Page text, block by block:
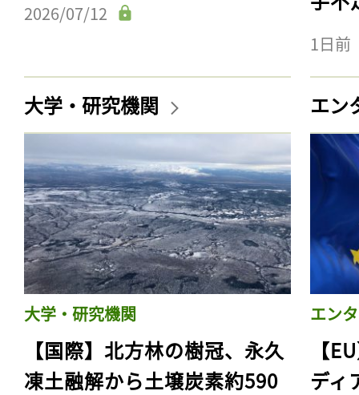
2026/07/12
1日前
大学・研究機関
大学・研究機関
【国際】北方林の樹冠、永久
凍土融解から土壌炭素約590
エン
エン
【
ディ